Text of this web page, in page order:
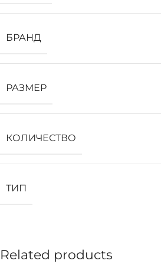
БРАНД
РАЗМЕР
КОЛИЧЕСТВО
ТИП
Related products